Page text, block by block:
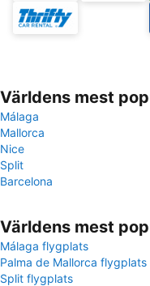
Världens mest
Málaga
Mallorca
Nice
Split
Barcelona
Världens mest
Málaga flygplats
Palma de Mallorca flygplats
Split flygplats